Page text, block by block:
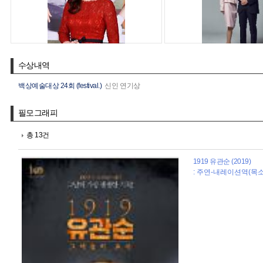
수상내역
백상예술대상 24회 (festival.) 신인 연기상
필모그래피
총 13건
1919 유관순 (2019)
: 주연-내레이션역(목